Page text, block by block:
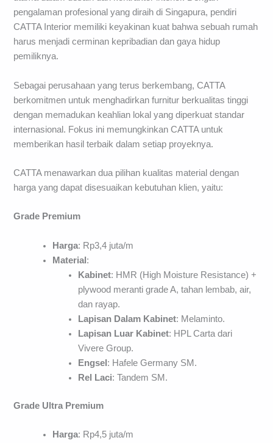
pengalaman profesional yang diraih di Singapura, pendiri
CATTA Interior memiliki keyakinan kuat bahwa sebuah rumah
harus menjadi cerminan kepribadian dan gaya hidup
pemiliknya.
Sebagai perusahaan yang terus berkembang, CATTA
berkomitmen untuk menghadirkan furnitur berkualitas tinggi
dengan memadukan keahlian lokal yang diperkuat standar
internasional. Fokus ini memungkinkan CATTA untuk
memberikan hasil terbaik dalam setiap proyeknya.
CATTA menawarkan dua pilihan kualitas material dengan
harga yang dapat disesuaikan kebutuhan klien, yaitu:
Grade Premium
Harga: Rp3,4 juta/m
Material :
Kabinet: HMR (High Moisture Resistance) +
plywood meranti grade A, tahan lembab, air,
dan rayap.
Lapisan Dalam Kabinet: Melaminto.
Lapisan Luar Kabinet: HPL Carta dari
Vivere Group.
Engsel : Hafele Germany SM.
Rel Laci: Tandem SM.
Grade Ultra Premium
Harga: Rp4,5 juta/m